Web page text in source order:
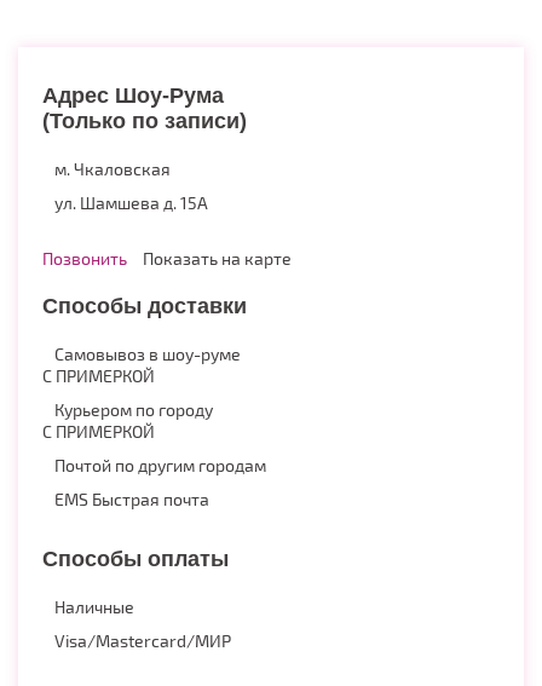
Адрес Шоу-Рума
(Только по записи)
м. Чкаловская
ул. Шамшева д. 15А
Позвонить Показать на карте
Способы доставки
Самовывоз в шоу-руме
С ПРИМЕРКОЙ
Курьером по городу
С ПРИМЕРКОЙ
Почтой по другим городам
EMS Быстрая почта
Способы оплаты
Наличные
Visa/Mastercard/МИР